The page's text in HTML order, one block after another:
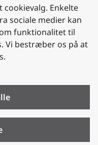
Enkelte
sociale medier kan
funktionalitet til
Vi bestræber os på at